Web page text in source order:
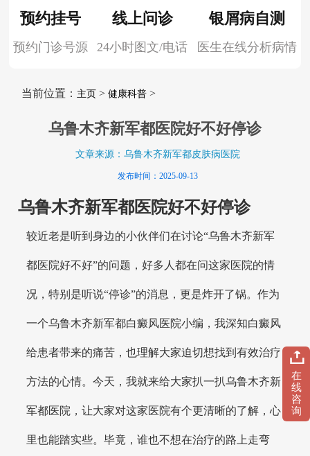
预约挂号
预约门诊号源
线上问诊
24小时图文/电话
银屑病自测
医生在线分析病情
当前位置： 主页> 健康科普>
乌鲁木齐新军都医院好不好停诊
文章来源：乌鲁木齐新军都皮肤病医院
发布时间：2025-09-13
乌鲁木齐新军都医院好不好停诊
较近老是听到身边的小伙伴们在讨论“乌鲁木齐新军
都医院好不好”的问题，好多人都在问这家医院的情
况，特别是听说“停诊”的消息，更是炸开了锅。作为
一个乌鲁木齐新军都白癜风医院小编，我深知白癜风
给患者带来的痛苦，也理解大家迫切想找到有效治疗
方法的心情。今天，我就来给大家扒一扒乌鲁木齐新
军都医院，让大家对这家医院有个更清晰的了解，心
里也能踏实些。毕竟，谁也不想在治疗的路上走弯
在
线
咨
询